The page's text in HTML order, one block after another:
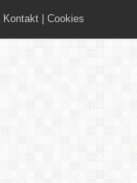
Kontakt Cookies